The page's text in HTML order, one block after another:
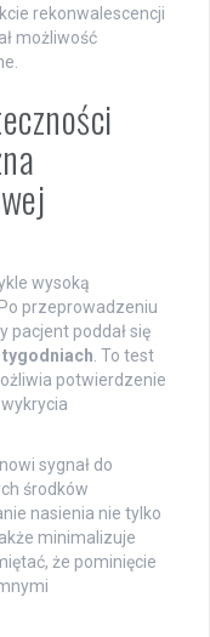
rekonwalescencji
możliwość
wysoką
. Po przeprowadzeniu
pacjent poddał się
tygodniach . To test
potwierdzenie
sygnał do
środków
nasienia nie tylko
minimalizuje
że pominięcie